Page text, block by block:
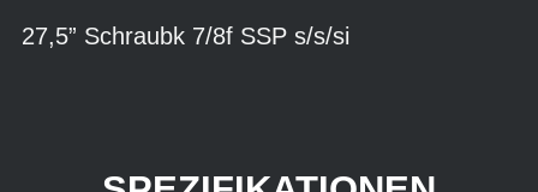
27,5” Schraubk 7/8f SSP s/s/si